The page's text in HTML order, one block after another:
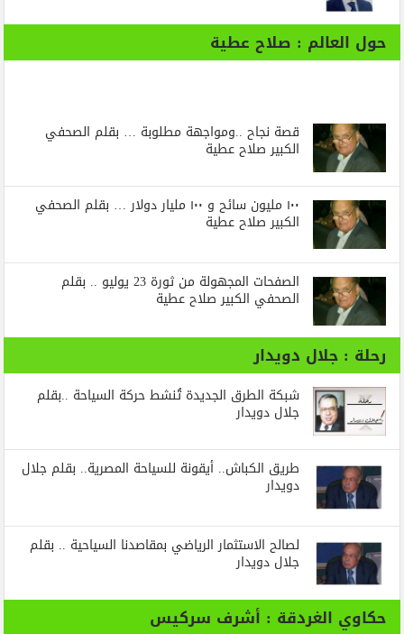
حول العالم : صلاح عطية
قصة نجاح ..ومواجهة مطلوبة … بقلم الصحفي
الكبير صلاح عطية
١٠٠ مليون سائح و ١٠٠ مليار دولار … بقلم الصحفي
الكبير صلاح عطية
الصفحات المجهولة من ثورة 23 يوليو .. بقلم
الصحفي الكبير صلاح عطية
رحلة : جلال دويدار
شبكة الطرق الجديدة تُنشط حركة السياحة ..بقلم
جلال دويدار
طريق الكباش.. أيقونة للسياحة المصرية.. بقلم جلال
دويدار
لصالح الاستثمار الرياضي بمقاصدنا السياحية .. بقلم
جلال دويدار
حكاوي الغردقة : أشرف سركيس